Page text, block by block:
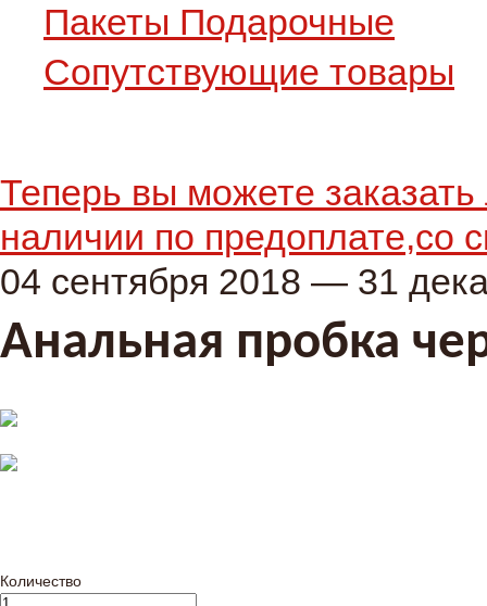
Пакеты Подарочные
Сопутствующие товары
Теперь вы можете
наличии по предоплате,со
04 сентября 2018 — 31
Анальная пробка
Количество